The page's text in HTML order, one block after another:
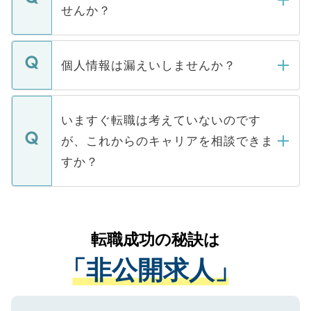
けない「非公開求人」です。非公開求人は
下記の理由によって、一般には公開してい
ません。
■応募殺到を避けるため 人気のある医療機
関を公にしてしまうと、応募が殺到する場
に、医療機関が求める条件に合った人材の
みを人材紹介会社に依頼するケースが増え
ています。
せんか？
転職・入職を強要することは一切ありませ
ん。また、仮に応募先から内定をいただい
定を承諾する必要はありません。内定先へ
の辞退の連絡はキャリアパートナーが行い
個人情報は漏えいしませんか？
個人情報が漏えいすることはありませんの
で、ご安心ください。当サイトからの登録
などで収集したご登録者様の個人情報は、
ご本人のキャリアアップおよび転職活動の
支援を目的に使用いたします。お預かりし
ているすべての個人データはご本人の許可
は、個人情報の取り扱いについての厳密な
管理基準を満たした事業者のみに付与され
る、プライバシーマークを取得済みです。
いますぐ転職は考えていないのです
が、これからのキャリアを相談できま
すか？
かがいして、現在の医療機関の状況や紹介
経験をまじえながら、適切なアドバイスを
させていただきます。すぐにご転職をされ
ない方には、長期的なサポートが可能です
ので、まずはご登録ください。
転職成功の秘訣は
「非公開求人」